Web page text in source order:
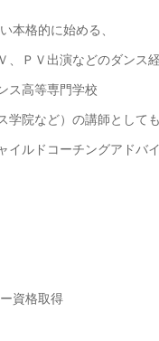
本格的に始める、
ＰＶ出演などのダンス
ス高等専門学校
学院など）の講師として
ルドコーチングアドバ
資格取得